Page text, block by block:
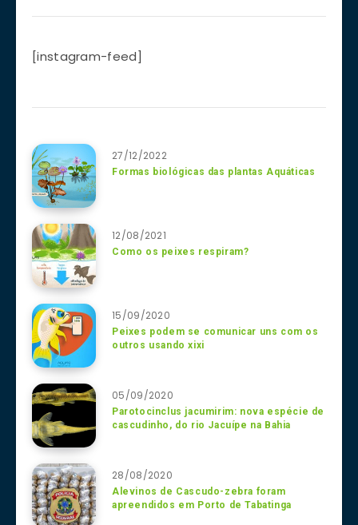
[instagram-feed]
27/12/2022
Formas biológicas das plantas Aquáticas
12/08/2021
Como os peixes respiram?
15/09/2020
Peixes podem se comunicar uns com os
outros usando xixi
05/09/2020
Parotocinclus jacumirim: nova espécie de
cascudinho, do rio Jacuípe na Bahia
28/08/2020
Alevinos de Cascudo-zebra foram
apreendidos em Porto de Tabatinga